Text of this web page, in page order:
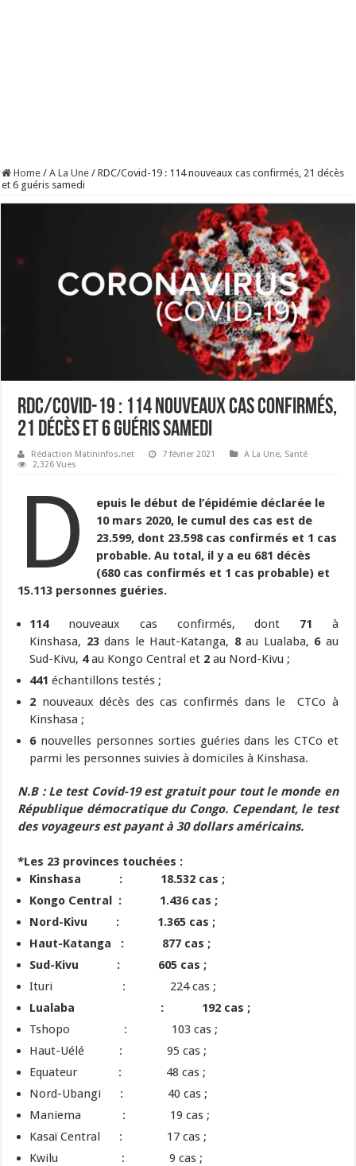
Home / A La Une / RDC/Covid-19 : 114 nouveaux cas confirmés, 21 décès
et 6 guéris samedi
RDC/Covid-19 : 114 nouveaux cas confirmés,
21 décès et 6 guéris samedi
Rédaction Matininfos.net 7 février 2021 A La Une, Santé
2,326 Vues
D
epuis le début de l’épidémie déclarée le
10 mars 2020, le cumul des cas est de
23.599, dont 23.598 cas confirmés et 1 cas
probable. Au total, il y a eu 681 décès
(680 cas confirmés et 1 cas probable) et
15.113 personnes guéries.
114 nouveaux cas confirmés, dont 71 à
Kinshasa, 23dans le Haut-Katanga, 8au Lualaba, 6 au
Sud-Kivu, 4au Kongo Central et 2au Nord-Kivu ;
441échantillons testés ;
2 nouveaux décès des cas confirmés dans le CTCo à
Kinshasa ;
6 nouvelles personnes sorties guéries dans les CTCo et
parmi les personnes suivies à domiciles à Kinshasa.
N.B :Le test Covid-19 est gratuit pour tout le monde en
République démocratique du Congo. Cependant, le test
des voyageurs est payant à 30 dollars américains.
*Les 23 provinces touchées :
Kinshasa : 18.532 cas ;
Kongo Central : 1.436 cas ;
Nord-Kivu : 1.365 cas ;
Haut-Katanga : 877 cas ;
Sud-Kivu : 605 cas ;
Ituri : 224 cas ;
Lualaba
: 192 cas ;
Tshopo : 103 cas ;
Haut-Uélé : 95 cas ;
Equateur : 48 cas ;
Nord-Ubangi : 40 cas ;
Maniema : 19 cas ;
Kasaï Central : 17 cas ;
Kwilu : 9 cas ;